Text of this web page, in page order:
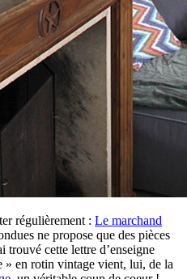
régulièrement : Le marchand
ne propose que des pièces
trouvé cette lettre d’enseigne
en rotin vintage vient, lui, de la